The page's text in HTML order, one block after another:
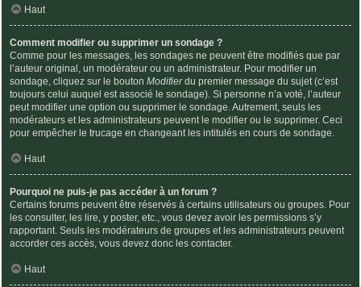
Haut
Comment modifier ou supprimer un sondage ?
Comme pour les messages, les sondages ne peuvent être modifiés que par
l’auteur original, un modérateur ou un administrateur. Pour modifier un
sondage, cliquez sur le bouton Modifierdu premier message du sujet (c’est
toujours celui auquel est associé le sondage). Si personne n’a voté, l’auteur
peut modifier une option ou supprimer le sondage. Autrement, seuls les
modérateurs et les administrateurs peuvent le modifier ou le supprimer. Ceci
pour empêcher le trucage en changeant les intitulés en cours de sondage.
Haut
Pourquoi ne puis-je pas accéder à un forum ?
Certains forums peuvent être réservés à certains utilisateurs ou groupes. Pour
les consulter, les lire, y poster, etc., vous devez avoir les permissions s’y
rapportant. Seuls les modérateurs de groupes et les administrateurs peuvent
accorder ces accès, vous devez donc les contacter.
Haut